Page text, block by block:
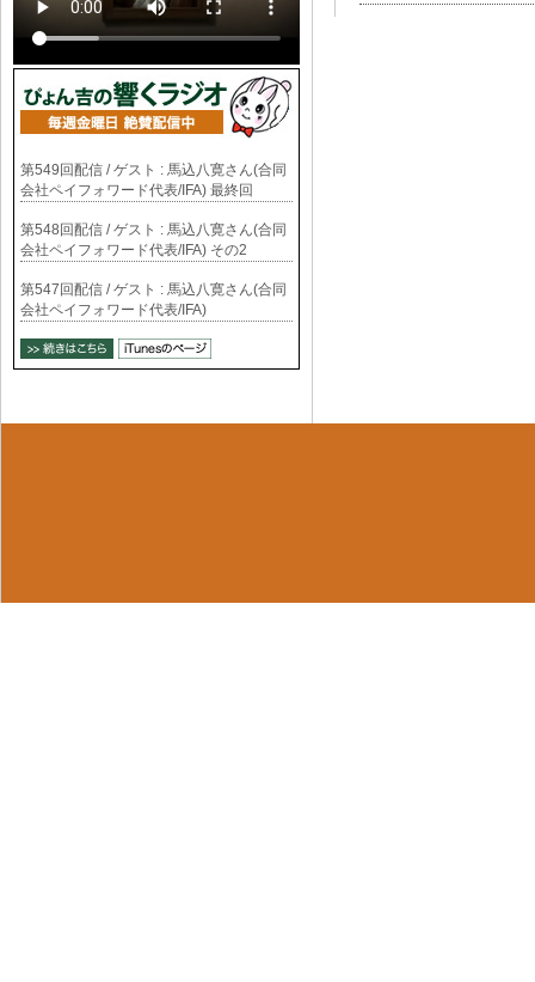
第549回配信 / ゲスト : 馬込八寛さん(合同
会社ペイフォワード代表/IFA) 最終回
第548回配信 / ゲスト : 馬込八寛さん(合同
会社ペイフォワード代表/IFA) その2
第547回配信 / ゲスト : 馬込八寛さん(合同
会社ペイフォワード代表/IFA)